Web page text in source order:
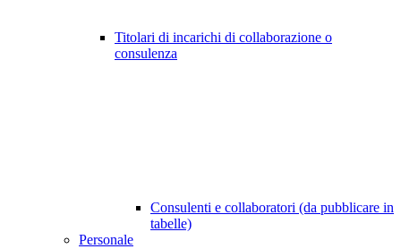
Titolari di incarichi di collaborazione o
consulenza
Consulenti e collaboratori (da pubblicare in
tabelle)
Personale